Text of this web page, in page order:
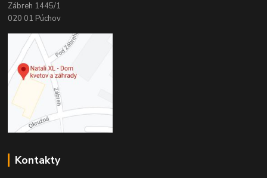
Zábreh 1445/1
020 01 Púchov
Kontakty